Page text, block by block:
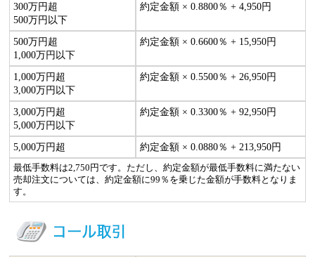
300万円超
500万円以下
約定金額 × 0.8800％ + 4,950円
500万円超
1,000万円以下
約定金額 × 0.6600％ + 15,950円
1,000万円超
3,000万円以下
約定金額 × 0.5500％ + 26,950円
3,000万円超
5,000万円以下
約定金額 × 0.3300％ + 92,950円
5,000万円超 約定金額 × 0.0880％ + 213,950円
最低手数料は2,750円です。ただし、約定金額が最低手数料に満たない
売却注文については、約定金額に99％を乗じた金額が手数料となりま
す。